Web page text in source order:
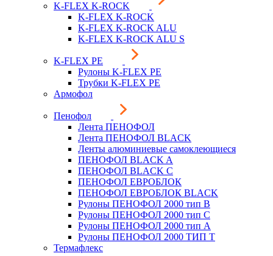
K-FLEX K-ROCK
K-FLEX K-ROCK
K-FLEX K-ROCK ALU
K-FLEX K-ROCK ALU S
K-FLEX PE
Рулоны K-FLEX PE
Трубки K-FLEX PE
Армофол
Пенофол
Лента ПЕНОФОЛ
Лента ПЕНОФОЛ BLACK
Ленты алюминиевые самоклеющиеся
ПЕНОФОЛ BLACK A
ПЕНОФОЛ BLACK С
ПЕНОФОЛ ЕВРОБЛОК
ПЕНОФОЛ ЕВРОБЛОК BLACK
Рулоны ПЕНОФОЛ 2000 тип B
Рулоны ПЕНОФОЛ 2000 тип C
Рулоны ПЕНОФОЛ 2000 тип А
Рулоны ПЕНОФОЛ 2000 ТИП Т
Термафлекс